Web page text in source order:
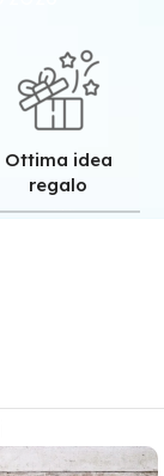
Ottima idea
regalo